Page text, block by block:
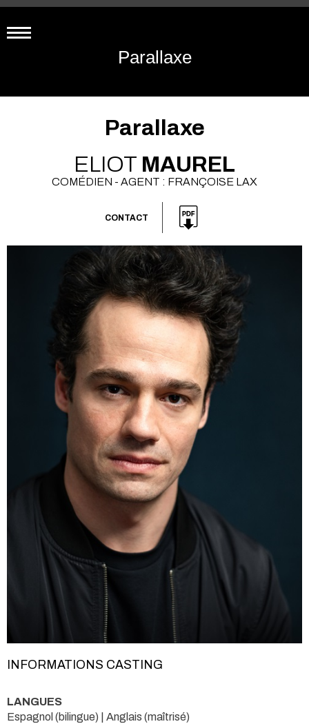
Parallaxe
Parallaxe
ELIOT MAUREL
COMÉDIEN - AGENT : FRANÇOISE LAX
CONTACT
INFORMATIONS CASTING
LANGUES
Espagnol (bilingue) | Anglais (maîtrisé)